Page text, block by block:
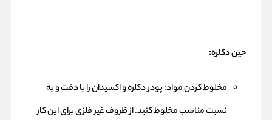
حین دکلره:
مخلوط کردن مواد: پودر دکلره و اکسیدان را با دقت و به
نسبت مناسب مخلوط کنید. از ظروف غیر فلزی برای این کار